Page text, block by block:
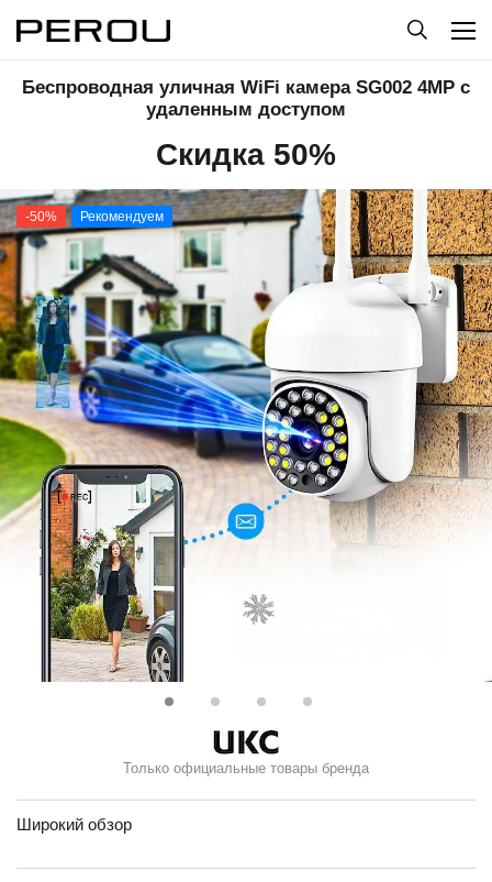
Беспроводная уличная WiFi камера SG002 4MP с
удаленным доступом
Скидка 50%
-50% Рекомендуем
Только официальные товары бренда
Широкий обзор